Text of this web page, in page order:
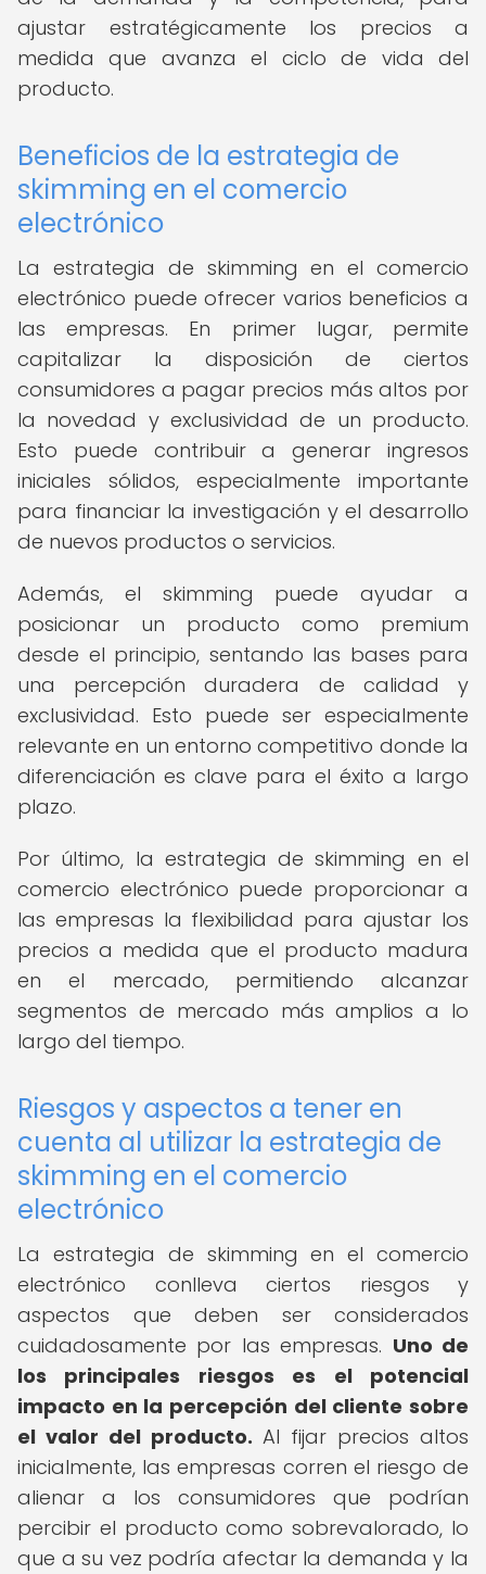
ajustar estratégicamente los precios a
medida que avanza el ciclo de vida del
producto.
Beneficios de la estrategia de
skimming en el comercio
electrónico
La estrategia de skimming en el comercio
electrónico puede ofrecer varios beneficios a
las empresas. En primer lugar, permite
capitalizar la disposición de ciertos
consumidores a pagar precios más altos por
la novedad y exclusividad de un producto.
Esto puede contribuir a generar ingresos
iniciales sólidos, especialmente importante
para financiar la investigación y el desarrollo
de nuevos productos o servicios.
Además, el skimming puede ayudar a
posicionar un producto como premium
desde el principio, sentando las bases para
una percepción duradera de calidad y
exclusividad. Esto puede ser especialmente
relevante en un entorno competitivo donde la
diferenciación es clave para el éxito a largo
plazo.
Por último, la estrategia de skimming en el
comercio electrónico puede proporcionar a
las empresas la flexibilidad para ajustar los
precios a medida que el producto madura
en el mercado, permitiendo alcanzar
segmentos de mercado más amplios a lo
largo del tiempo.
Riesgos y aspectos a tener en
cuenta al utilizar la estrategia de
skimming en el comercio
electrónico
La estrategia de skimming en el comercio
electrónico conlleva ciertos riesgos y
aspectos que deben ser considerados
cuidadosamente por las empresas. Uno de
los principales riesgos es el potencial
impacto en la percepción del cliente sobre
el valor del producto. Al fijar precios altos
inicialmente, las empresas corren el riesgo de
alienar a los consumidores que podrían
percibir el producto como sobrevalorado, lo
que a su vez podría afectar la demanda y la